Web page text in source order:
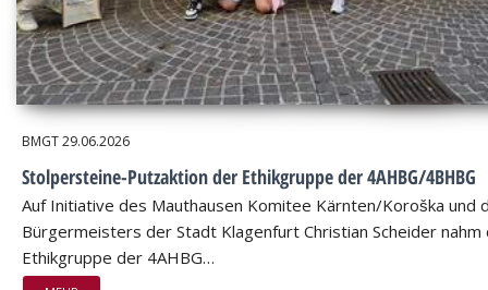
BMGT29.06.2026
Stolpersteine-Putzaktion der Ethikgruppe der 4AHBG/4BHBG
Auf Initiative des Mauthausen Komitee Kärnten/Koroška und
Bürgermeisters der Stadt Klagenfurt Christian Scheider nahm
Ethikgruppe der 4AHBG…